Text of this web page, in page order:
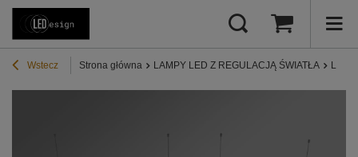
Wstecz Strona główna LAMPY LED Z REGULACJĄ ŚWIATŁA